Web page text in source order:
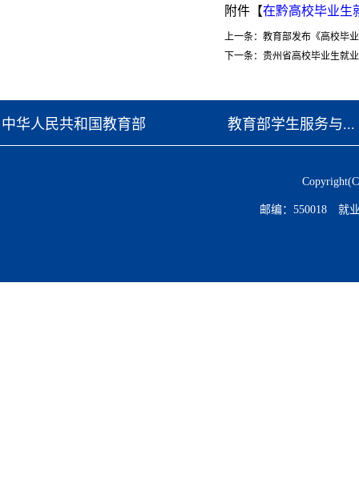
附件【在黔高校毕业生
上一条： 教育部发布《高校毕
下一条： 贵州省高校毕业生就
中华人民共和国教育部 教育部学生服务与...
邮编：550018 就